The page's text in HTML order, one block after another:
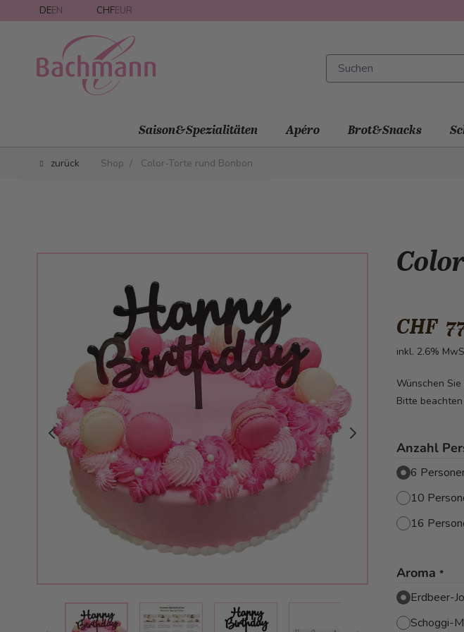
Direkt zum Inhalt
DEEN CHFEUR
Saison&Spezialitäten Apéro Brot&Snacks
zurück Shop / Color-Torte rund Bonbon
View larger imageView larger imageView larger image
CHF
inkl. 2.6%
Wünschen
Bitte
Anzahl
6
10
16
Aroma *
Erdbeer-
Schoggi-